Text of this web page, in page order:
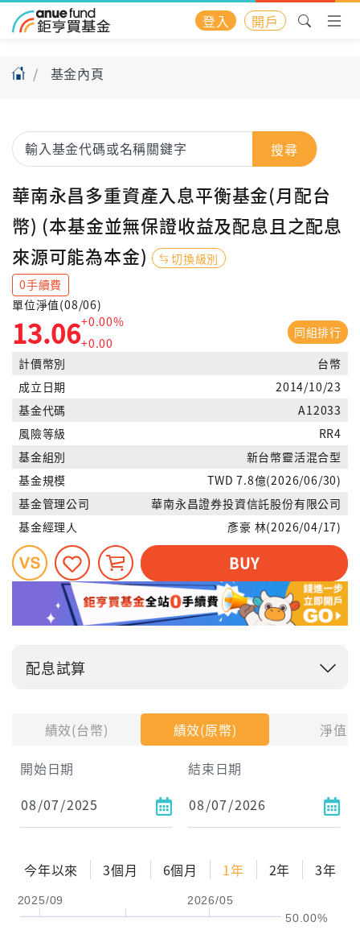
登入 開戶
基金內頁
績效(台幣) 績效(原幣)
淨值
開始日期
結束日期
今年以來 3個月 6個月 1年 2年 3年
2025/09 2026/05
50.00%
搜尋
華南永昌多重資產入息平衡基金(月配台
幣) (本基金並無保證收益及配息且之配息
來源可能為本金)
切換級別
0手續費
單位淨值(08/06)
13.06+0.00%
+0.00
同組排行
計價幣別
台幣
成立日期
2014/10/23
基金代碼
A12033
風險等級
RR4
基金組別
新台幣靈活混合型
基金規模
TWD 7.8億(2026/06/30)
基金管理公司
華南永昌證券投資信託股份有限公司
基金經理人
彥豪 林(2026/04/17)
BUY
配息試算
試算區間
1年
2年
配息金額